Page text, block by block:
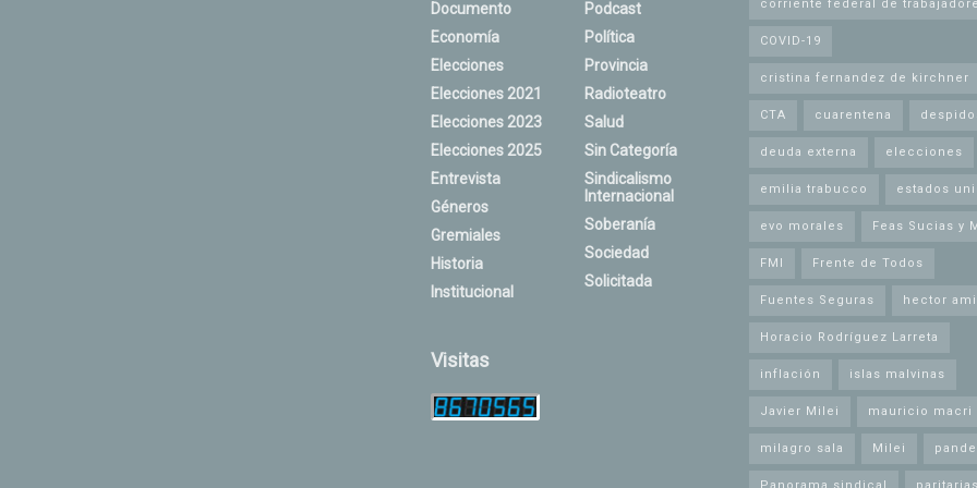
Documento
Economía
Elecciones
Elecciones 2021
Elecciones 2023
Elecciones 2025
Entrevista
Géneros
Gremiales
Historia
Institucional
Podcast
Política
Provincia
Radioteatro
Salud
Sin Categoría
Sindicalismo
Internacional
Soberanía
Sociedad
Solicitada
Visitas
corriente federal de
COVID-19
cristina fernandez de kirchner
CTA cuarentena
deuda externa elecciones
emilia trabucco estados
evo morales Feas Sucias y
FMI Frente de Todos
Fuentes Seguras hector
Horacio Rodríguez Larreta
inflación islas malvinas
Javier Milei mauricio macri
milagro sala Milei
Panorama sindical paritarias